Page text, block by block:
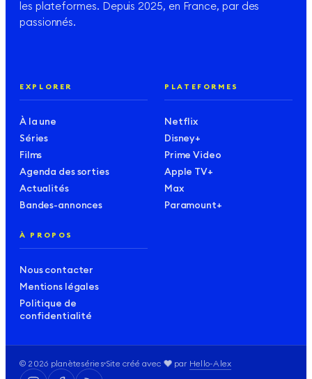
les plateformes. Depuis 2025, en France, par des
passionnés.
EXPLORER
À la une
Séries
Films
Agenda des sorties
Actualités
Bandes-annonces
PLATEFORMES
Netflix
Disney+
Prime Video
Apple TV+
Max
Paramount+
À PROPOS
Nous contacter
Mentions légales
Politique de
confidentialité
© 2026 planèteséries Site créé avec ❤️amour
par Hello-Alex